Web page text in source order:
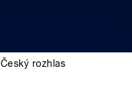
Český rozhlas